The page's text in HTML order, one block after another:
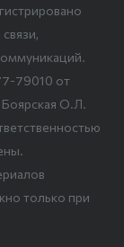
79010 от
О.Л.
только при